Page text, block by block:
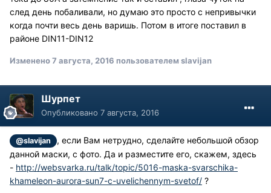
след день побаливали, но думаю это просто с непривычки
когда почти весь день варишь. Потом в итоге поставил в
районе DIN11-DIN12
Изменено7 августа, 2016 пользователем slavijan
Шурпет
Опубликовано 7 августа, 2016
@slavijan
, если Вам нетрудно, сделайте небольшой обзор
данной маски, с фото. Да и разместите его, скажем, здесь
- http://websvarka.ru/talk/topic/5016-maska-svarschika-
khameleon-aurora-sun7-c-uvelichennym-svetof/ ?